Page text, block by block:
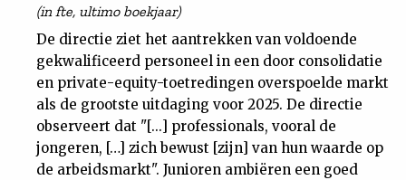
(in fte, ultimo boekjaar)
De directie ziet het aantrekken van voldoende
gekwalificeerd personeel in een door consolidatie
en private-equity-toetredingen overspoelde markt
als de grootste uitdaging voor 2025. De directie
observeert dat "[...] professionals, vooral de
jongeren, […] zich bewust [zijn] van hun waarde op
de arbeidsmarkt". Junioren ambiëren een goed